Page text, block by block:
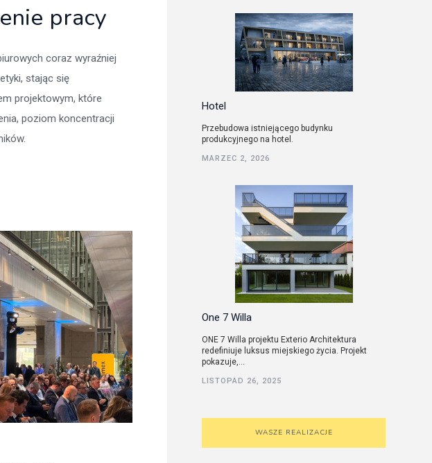
pracy
coraz wyraźniej
stając się
projektowym, które
poziom koncentracji
Hotel
Przebudowa istniejącego budynku
produkcyjnego na hotel.
MARZEC 2, 2026
One 7 Willa
ONE 7 Willa projektu Exterio Architektura
redefiniuje luksus miejskiego życia. Projekt
pokazuje,...
LISTOPAD 26, 2025
WASZE REALIZACJE